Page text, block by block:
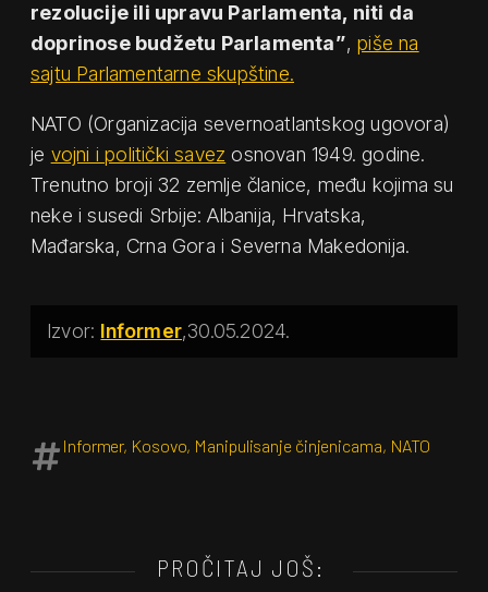
rezolucije ili upravu Parlamenta, niti da
doprinose budžetu Parlamenta”,piše na
sajtu Parlamentarne skupštine.
NATO (Organizacija severnoatlantskog ugovora)
je vojni i politički savez osnovan 1949. godine.
Trenutno broji 32 zemlje članice, među kojima su
neke i susedi Srbije: Albanija, Hrvatska,
Mađarska, Crna Gora i Severna Makedonija.
Informer 30.05.2024.
Informer, Kosovo, Manipulisanje činjenicama, NATO
PROČITAJ JOŠ: